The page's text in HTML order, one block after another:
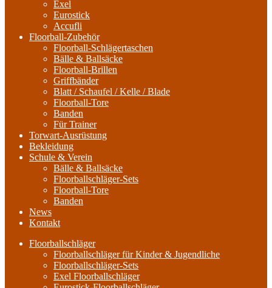
Exel
Eurostick
Accufli
Floorball-Zubehör
Floorball-Schlägertaschen
Bälle & Ballsäcke
Floorball-Brillen
Griffbänder
Blatt / Schaufel / Kelle / Blade
Floorball-Tore
Banden
Für Trainer
Torwart-Ausrüstung
Bekleidung
Schule & Verein
Bälle & Ballsäcke
Floorballschläger-Sets
Floorball-Tore
Banden
News
Kontakt
Floorballschläger
Floorballschläger für Kinder & Jugendliche
Floorballschläger-Sets
Exel Floorballschläger